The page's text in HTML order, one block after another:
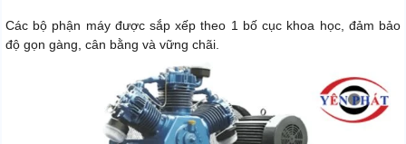
Các bộ phận máy được sắp xếp theo 1 bố cục khoa học, đảm bảo
độ gọn gàng, cân bằng và vững chãi.